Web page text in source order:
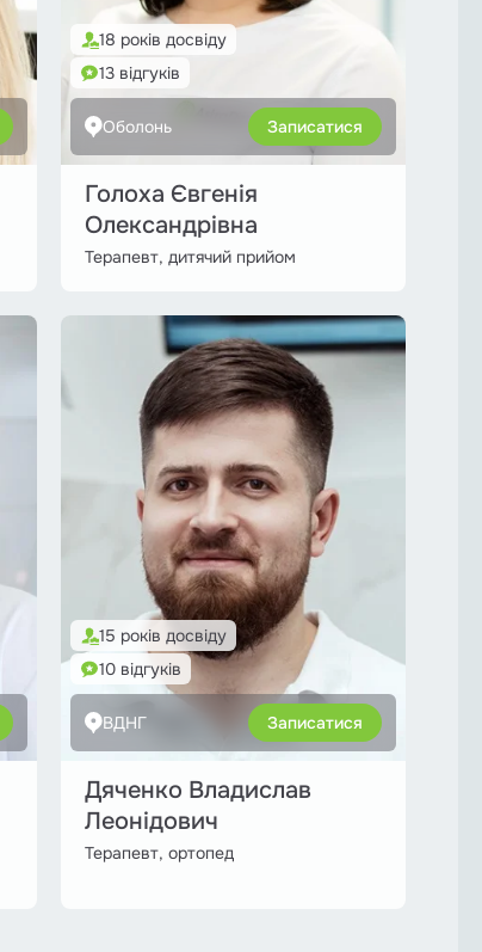
18 років досвіду
13 відгуків
Оболонь Записатися
Голоха Євгенія
Олександрівна
Терапевт, дитячий прийом
15 років досвіду
10 відгуків
ВДНГ Записатися
Дяченко Владислав
Леонідович
Терапевт, ортопед